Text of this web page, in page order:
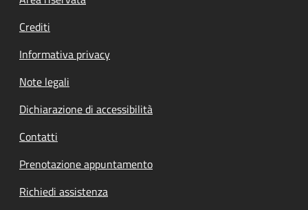
Crediti
Informativa privacy
Note legali
Dichiarazione di accessibilità
Contatti
Prenotazione appuntamento
Richiedi assistenza